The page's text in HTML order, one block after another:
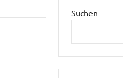
Suchen